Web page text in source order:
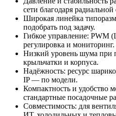
сети благодаря радиальной
Широкая линейка
подобрать под задачу.
Гибкое управление:
регулировка и мониторинг.
Низкий уровень шума при
крыльчатки и корпуса.
Надёжность: ресурс
IP — по модели.
Компактность и удобство
стандартные посадочные
Совместимость: для